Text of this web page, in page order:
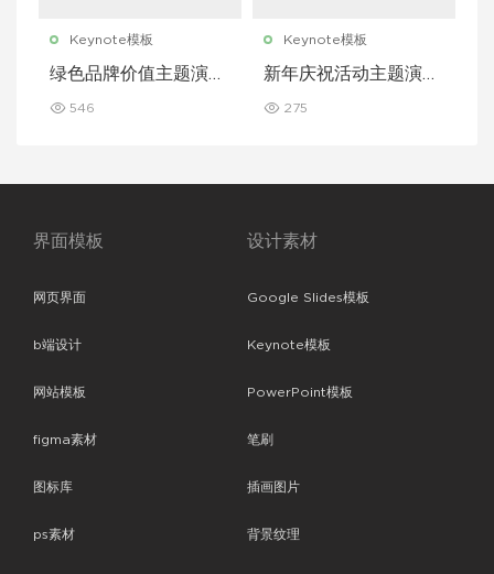
Keynote模板
绿色品牌价值主题演讲
546
Keynote模板
新年庆祝活动主题演讲
275
界面模板
网页界面
b端设计
网站模板
figma素材
图标库
ps素材
设计素材
Google Slides模板
Keynote模板
PowerPoint模板
笔刷
插画图片
背景纹理